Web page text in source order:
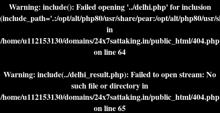
Warning: include(): Failed opening '../delhi.php' for inclusion
(include_path='.:/opt/alt/php80/usr/share/pear:/opt/alt/php80/
in
/home/u112153130/domains/24x7sattaking.in/public_html/404.php
on line64
Warning: include(../delhi_result.php): Failed to open stream: No
such file or directory in
/home/u112153130/domains/24x7sattaking.in/public_html/404.php
on line65